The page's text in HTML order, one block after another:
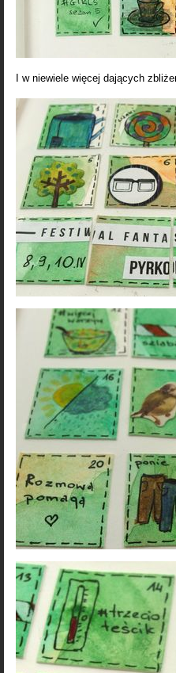
I w niewiele więcej dających